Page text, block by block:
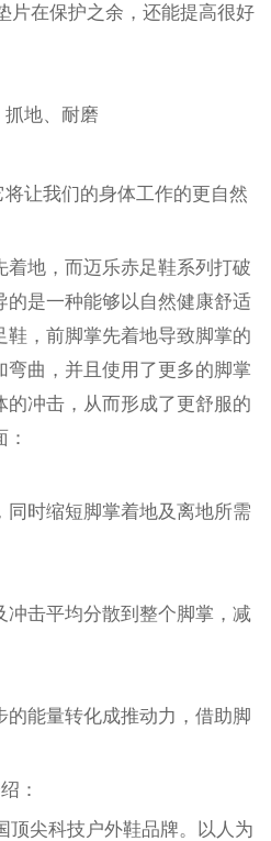
片在保护之余，还能提高很好
地、耐磨
让我们的身体工作的更自然
着地，而迈乐赤足鞋系列打破
是一种能够以自然健康舒适
，前脚掌先着地导致脚掌的
弯曲，并且使用了更多的脚掌
冲击，从而形成了更舒服的
时缩短脚掌着地及离地所需
击平均分散到整个脚掌，减
能量转化成推动力，借助脚
：
顶尖科技户外鞋品牌。以人为